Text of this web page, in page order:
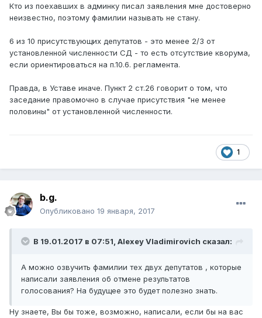
Кто из поехавших в админку писал заявления мне достоверно
неизвестно, поэтому фамилии называть не стану.
6 из 10 присутствующих депутатов - это менее 2/3 от
установленной численности СД - то есть отсутствие кворума,
если ориентироваться на п.10.6. регламента.
Правда, в Уставе иначе. Пункт 2 ст.26 говорит о том, что
заседание правомочно в случае присутствия "не менее
половины" от установленной численности.
1
b.g.
Опубликовано 19 января, 2017
В 19.01.2017 в 07:51, Alexey Vladimirovich сказал:
А можно озвучить фамилии тех двух депутатов , которые
написали заявления об отмене результатов
голосования? На будущее это будет полезно знать.
Ну знаете, Вы бы тоже, возможно, написали, если бы на вас